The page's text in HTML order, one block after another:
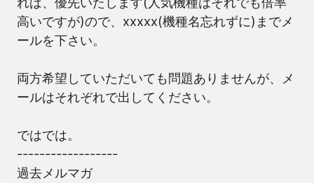
高いですが)ので、xxxxx(機種名忘れずに)までメ
ールを下さい。
両方希望していただいても問題ありませんが、メ
ールはそれぞれで出してください。
ではでは。
------------------
過去メルマガ